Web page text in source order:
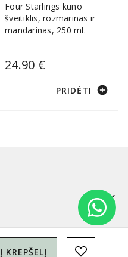
Į KREPŠELĮ
Four Starlings kūno
šveitiklis, rozmarinas ir
mandarinas, 250 ml.
24.90 €
PRIDĖTI add_circle